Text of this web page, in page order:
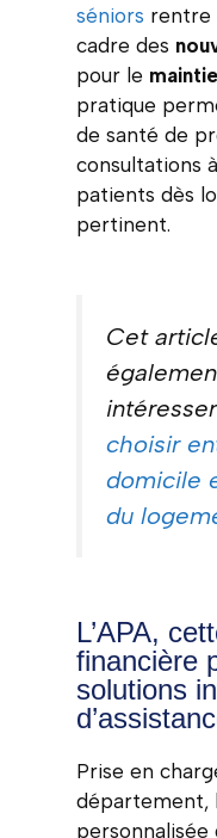
séniors rentre
cadre des
pour le
pratique
de santé de
consultations
patients dès
pertinent.
Cet
choisir
domicile
du
L’APA,
financière
solutions
Prise en
département,
personnalisée